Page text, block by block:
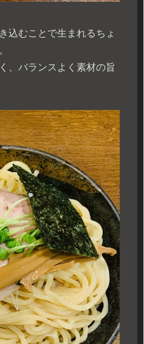
込むことで生まれるちょ
、バランスよく素材の旨